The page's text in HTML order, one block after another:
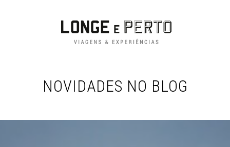
NOVIDADES NO BLOG